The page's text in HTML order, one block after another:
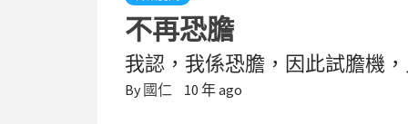
不再恐膽
我認，我係恐膽，因此試膽機
By 國仁 10 年 ago